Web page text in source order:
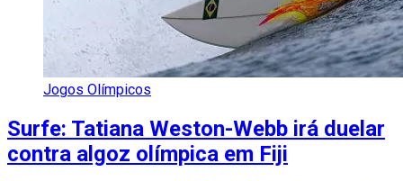
Jogos Olímpicos
Surfe: Tatiana Weston-Webb irá duelar
contra algoz olímpica em Fiji